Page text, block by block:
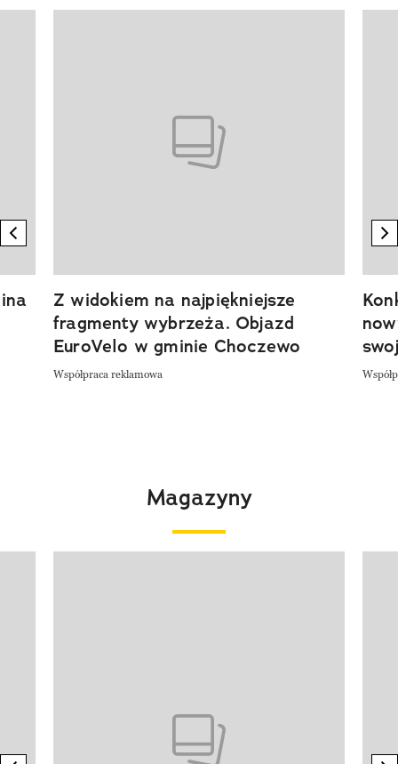
previous element
Z widokiem na najpiękniejsze
fragmenty wybrzeża. Objazd
EuroVelo w gminie Choczewo
Współpraca reklamowa
Magazyny